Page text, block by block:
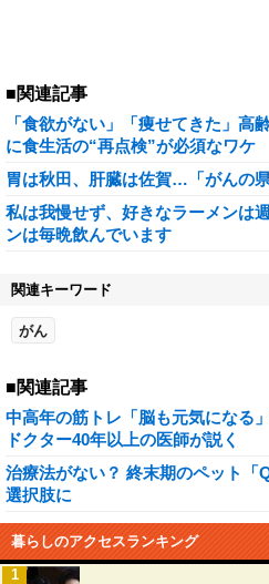
■関連記事
「食欲がない」「痩せてきた」
に食生活の“再点検”が必須なワケ
胃は秋田、肝臓は佐賀…「がんの
私は我慢せず、好きなラーメンは
ンは毎晩飲んでいます
関連キーワード
がん
■関連記事
中高年の筋トレ「脳も元気になる
ドクター40年以上の医師が説く
治療法がない？ 終末期のペット「
選択肢に
暮らしのアクセスランキング
1